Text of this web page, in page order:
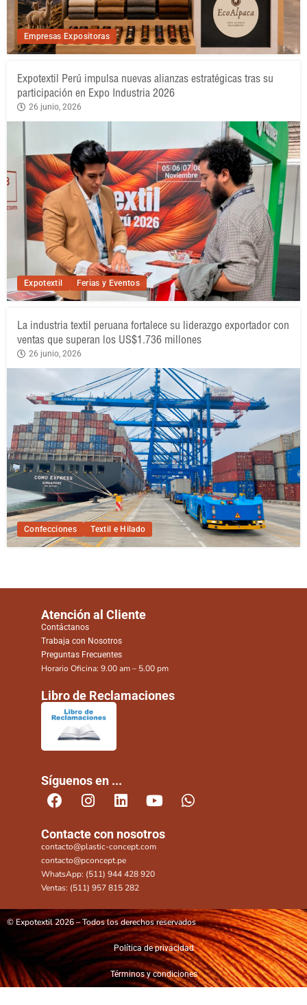
Empresas Expositoras
Expotextil Ferias y Eventos
Expotextil Perú impulsa nuevas alianzas estratégicas tras su
participación en Expo Industria 2026
26 junio, 2026
Confecciones Textil e Hilado
La industria textil peruana fortalece su liderazgo exportador con
ventas que superan los US$1.736 millones
26 junio, 2026
Atención al Cliente
Contáctanos
Trabaja con Nosotros
Preguntas Frecuentes
Horario Oficina: 9.00 am – 5.00 pm
Libro de Reclamaciones
Síguenos en ...
Contacte con nosotros
contacto@plastic-concept.com
contacto@pconcept.pe
WhatsApp: (511) 944 428 920
Ventas: (511) 957 815 282
© Expotextil 2026 – Todos los derechos reservados
Política de privacidad
Términos y condiciones